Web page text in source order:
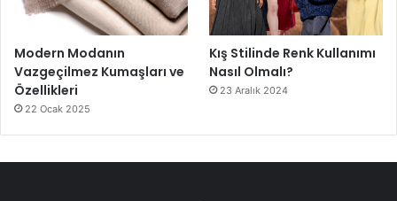
Modern Modanın
Vazgeçilmez Kumaşları ve
Özellikleri
22 Ocak 2025
Kış Stilinde Renk Kullanımı
Nasıl Olmalı?
23 Aralık 2024